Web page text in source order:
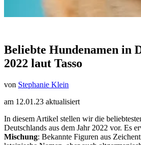
Beliebte Hundenamen in
2022 laut Tasso
von Stephanie Klein
am 12.01.23 aktualisiert
In diesem Artikel stellen wir die
Deutschlands aus dem Jahr 2022 vor. Es
Mischung: Bekannte Figuren aus